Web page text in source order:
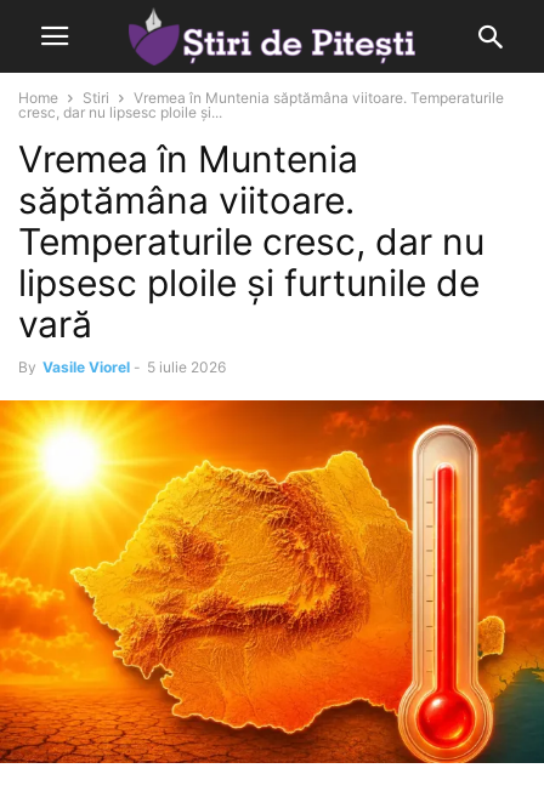
Home Stiri
Vremea în Muntenia săptămâna viitoare. Temperaturile
cresc, dar nu lipsesc ploile și...
Vremea în Muntenia
săptămâna viitoare.
Temperaturile cresc, dar nu
lipsesc ploile și furtunile de
vară
By Vasile Viorel - 5 iulie 2026